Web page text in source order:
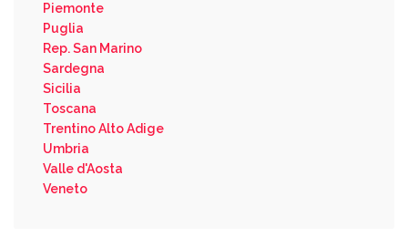
Piemonte
Puglia
Rep. San Marino
Sardegna
Sicilia
Toscana
Trentino Alto Adige
Umbria
Valle d'Aosta
Veneto